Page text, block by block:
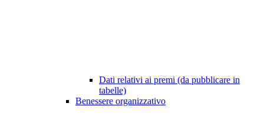
Dati relativi ai premi (da pubblicare in
tabelle)
Benessere organizzativo